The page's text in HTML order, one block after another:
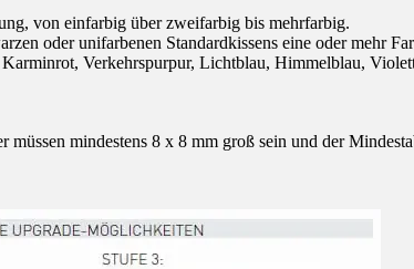
von einfarbig über zweifarbig bis mehrfarbig.
oder unifarbenen Standardkissens eine oder mehr
Verkehrspurpur, Lichtblau, Himmelblau,
mindestens 8 x 8 mm groß sein und der